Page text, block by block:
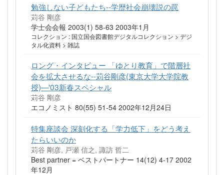
勉強しない子どもたち--学歴社会崩壊説の罠
苅谷 剛彦
学士会会報 2003(1) 58-63 2003年1月
コレクション : 国立国会図書館デジタルコレクション > デジ
タル化資料 > 雑誌
ロング・インタビュー 「ゆとり教育」で階層社
会を拡大させるな--苅谷剛彦(東京大学大学院教
授)—'03新春スペシャル
苅谷 剛彦
エコノミスト 80(55) 51-54 2002年12月24日
特集座談会 深刻化する「学力低下」をどう考え
たらいいのか
苅谷 剛彦, 戸瀬 信之, 諏訪 哲二
Best partner = ベストパートナー 14(12) 4-17 2002
年12月